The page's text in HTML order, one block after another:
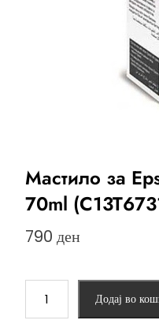
Мастило за
70ml
790 ден
Додај во